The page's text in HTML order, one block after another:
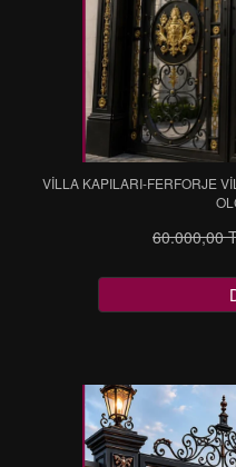
VİLLA KAPILARI-FERFORJE
60.000,00